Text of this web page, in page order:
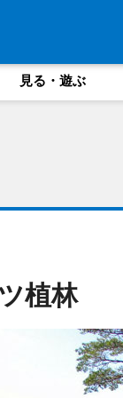
見る・遊ぶ
植林